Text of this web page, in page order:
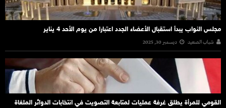
مجلس النواب يبدأ استقبال الأعضاء الجدد اعتبارا من يوم الأحد 4 يناير
شباب الصعيد ديسمبر 30, 2025
القومي للمرأة يطلق غرفة عمليات لمتابعة التصويت في انتخابات الدوائر الملغاة